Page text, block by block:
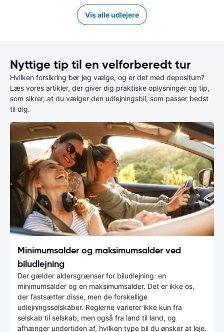
Vis alle udlejere
Nyttige tip til en velforberedt tur
Hvilken forsikring bør jeg vælge, og er det med depositum?
Læs vores artikler, der giver dig praktiske oplysninger og tip,
som sikrer, at du vælger den udlejningsbil, som passer bedst
til dig.
Minimumsalder og maksimumsalder ved
biludlejning
Der gælder aldersgrænser for biludlejning: en
minimumsalder og en maksimumsalder. Det er ikke os,
der fastsætter disse, men de forskellige
udlejningsselskaber. Reglerne varierer ikke kun fra
selskab til selskab, men også fra land til land, og
afhænger undertiden af, hvilken type bil du ønsker at leje.